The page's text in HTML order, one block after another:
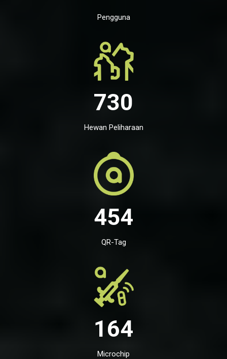
Pengguna
730
Hewan Peliharaan
454
QR-Tag
164
Microchip